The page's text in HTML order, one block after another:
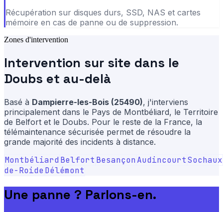
Récupération sur disques durs, SSD, NAS et cartes
mémoire en cas de panne ou de suppression.
Zones d'intervention
Intervention sur site dans le
Doubs et au-delà
Basé à Dampierre-les-Bois (25490), j'interviens
principalement dans le Pays de Montbéliard, le Territoire
de Belfort et le Doubs. Pour le reste de la France, la
télémaintenance sécurisée permet de résoudre la
grande majorité des incidents à distance.
Montbéliard Belfort Besançon AudincourtSochaux
de-Roide Délémont
Une panne ? Parlons-en.